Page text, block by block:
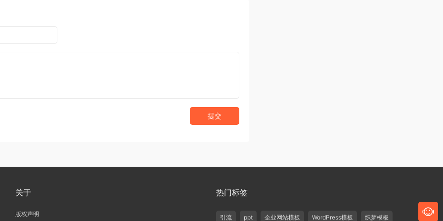
提交
关于
版权声明
热门标签
引流 ppt 企业网站模板 WordPress模板 织梦模板